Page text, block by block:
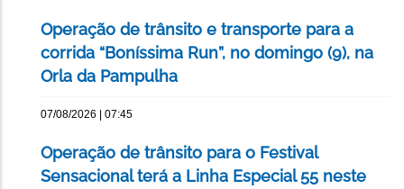
Operação de trânsito e transporte para a
corrida “Boníssima Run”, no domingo (9), na
Orla da Pampulha
07/08/2026 | 07:45
Operação de trânsito para o Festival
Sensacional terá a Linha Especial 55 neste